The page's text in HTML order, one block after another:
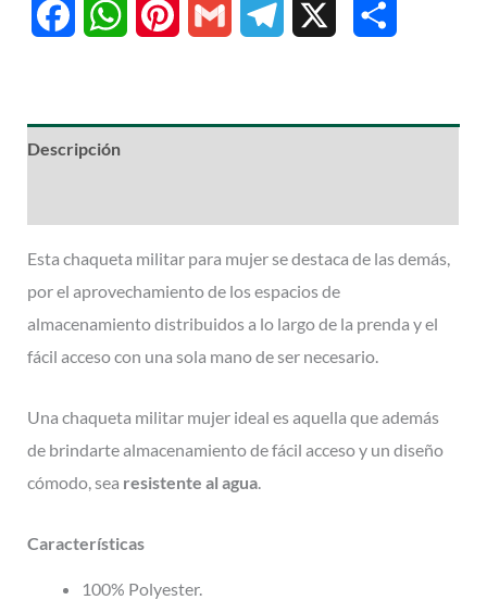
FacebookWhatsAppPinterestGmail Telegram
Descripción
Esta chaqueta militar para mujer se destaca de las demás,
por el aprovechamiento de los espacios de
almacenamiento distribuidos a lo largo de la prenda y el
fácil acceso con una sola mano de ser necesario.
Una chaqueta militar mujer ideal es aquella que además
de brindarte almacenamiento de fácil acceso y un diseño
cómodo, sea resistente al agua.
Características
100% Polyester.